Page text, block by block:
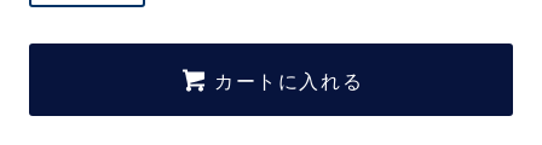
カートに入れる